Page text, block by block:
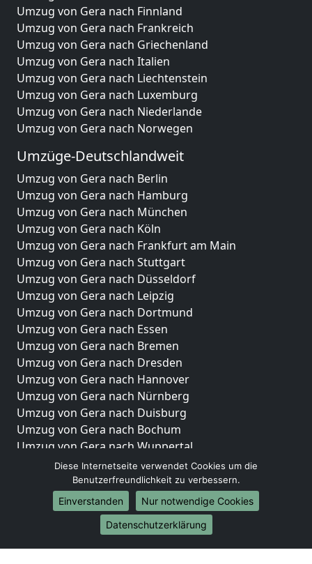
Umzug von Gera nach Finnland
Umzug von Gera nach Frankreich
Umzug von Gera nach Griechenland
Umzug von Gera nach Italien
Umzug von Gera nach Liechtenstein
Umzug von Gera nach Luxemburg
Umzug von Gera nach Niederlande
Umzug von Gera nach Norwegen
Umzüge-Deutschlandweit
Umzug von Gera nach Berlin
Umzug von Gera nach Hamburg
Umzug von Gera nach München
Umzug von Gera nach Köln
Umzug von Gera nach Frankfurt am Main
Umzug von Gera nach Stuttgart
Umzug von Gera nach Düsseldorf
Umzug von Gera nach Leipzig
Umzug von Gera nach Dortmund
Umzug von Gera nach Essen
Umzug von Gera nach Bremen
Umzug von Gera nach Dresden
Umzug von Gera nach Hannover
Umzug von Gera nach Nürnberg
Umzug von Gera nach Duisburg
Umzug von Gera nach Bochum
Umzug von Gera nach Wuppertal
Umzug von Gera nach Bielefeld
Umzug von Gera nach Bonn
Umzug von Gera nach Münster
Internationale-Umzüge
Umzug von Gera nach Brasilien
Diese Internetseite verwendet Cookies um die
Benutzerfreundlichkeit zu verbessern.
Einverstanden
Nur notwendige Cookies
Datenschutzerklärung